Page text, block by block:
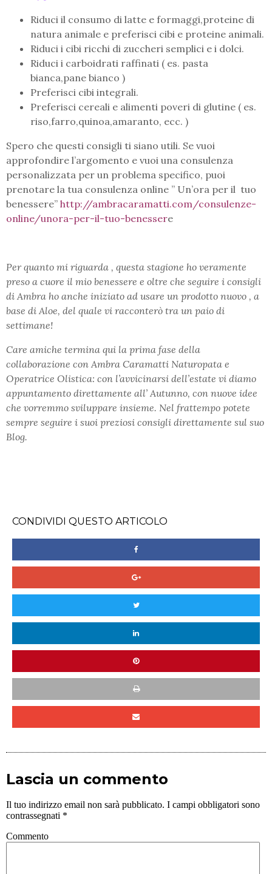
Riduci il consumo di latte e formaggi,proteine di
natura animale e preferisci cibi e proteine animali.
Riduci i cibi ricchi di zuccheri semplici e i dolci.
Riduci i carboidrati raffinati ( es. pasta
bianca,pane bianco )
Preferisci cibi integrali.
Preferisci cereali e alimenti poveri di glutine ( es.
riso,farro,quinoa,amaranto, ecc. )
Spero che questi consigli ti siano utili. Se vuoi
approfondire l’argomento e vuoi una consulenza
personalizzata per un problema specifico, puoi
prenotare la tua consulenza online ” Un’ora per il tuo
benessere” http://ambracaramatti.com/consulenze-
online/unora-per-il-tuo-benessere
Per quanto mi riguarda , questa stagione ho veramente
preso a cuore il mio benessere e oltre che seguire i consigli
di Ambra ho anche iniziato ad usare un prodotto nuovo , a
base di Aloe, del quale vi racconterò tra un paio di
settimane!
Care amiche termina qui la prima fase della
collaborazione con Ambra Caramatti Naturopata e
Operatrice Olistica: con l’avvicinarsi dell’estate vi diamo
appuntamento direttamente all’ Autunno, con nuove idee
che vorremmo sviluppare insieme. Nel frattempo potete
sempre seguire i suoi preziosi consigli direttamente sul suo
Blog.
CONDIVIDI QUESTO ARTICOLO
Lascia un commento
Il tuo indirizzo email non sarà pubblicato. I campi obbligatori sono
contrassegnati *
Commento